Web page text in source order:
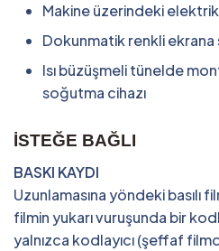
Makine üzerindeki
Dokunmatik renkli
Isı büzüşmeli tünelde
soğutma cihazı
İSTEĞE BAĞLI
BASKI KAYDI
Uzunlamasına yöndeki basılı
filmin yukarı vuruşunda bir
yalnızca kodlayıcı (şeffaf